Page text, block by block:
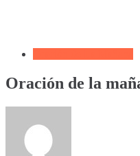
Oración de la